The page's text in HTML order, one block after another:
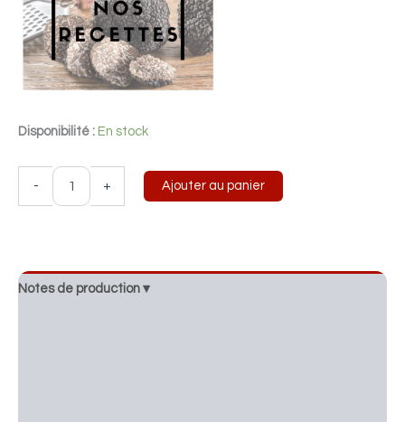
Disponibilité : En stock
- + Ajouter au panier
Notes de production ▾